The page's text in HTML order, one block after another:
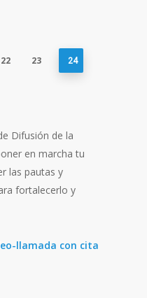
22 23 24
Difusión de la
en marcha tu
las pautas y
fortalecerlo y
llamada con cita